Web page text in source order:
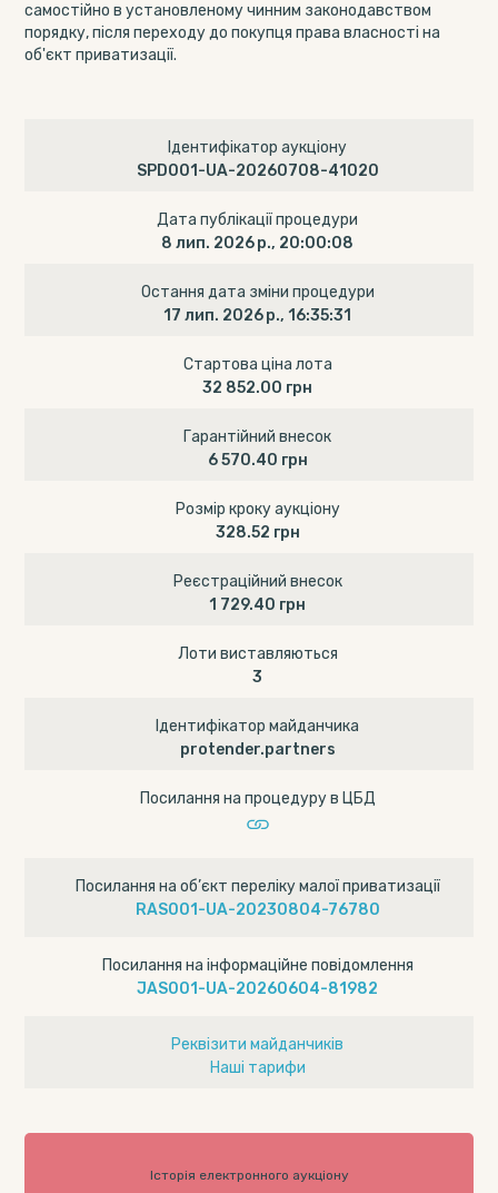
самостійно в установленому чинним законодавством
порядку, після переходу до покупця права власності на
об'єкт приватизації.
Ідентифікатор аукціону
SPD001-UA-20260708-41020
Дата публікації процедури
8 лип. 2026 р., 20:00:08
Остання дата зміни процедури
17 лип. 2026 р., 16:35:31
Стартова ціна лота
32 852.00 грн
Гарантійний внесок
6 570.40 грн
Розмір кроку аукціону
328.52 грн
Реєстраційний внесок
1 729.40 грн
Лоти виставляються
3
Ідентифікатор майданчика
protender.partners
Посилання на процедуру в ЦБД
Посилання на об’єкт переліку малої приватизації
RAS001-UA-20230804-76780
Посилання на інформаційне повідомлення
JAS001-UA-20260604-81982
Реквізити майданчиків
Наші тарифи
Історія електронного аукціону